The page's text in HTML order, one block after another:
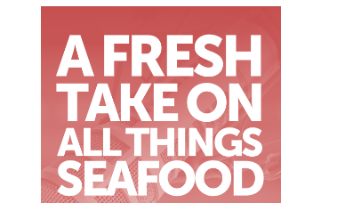
plazo a los camarones contra la AHPND
and provide longer-term protection to shrimp